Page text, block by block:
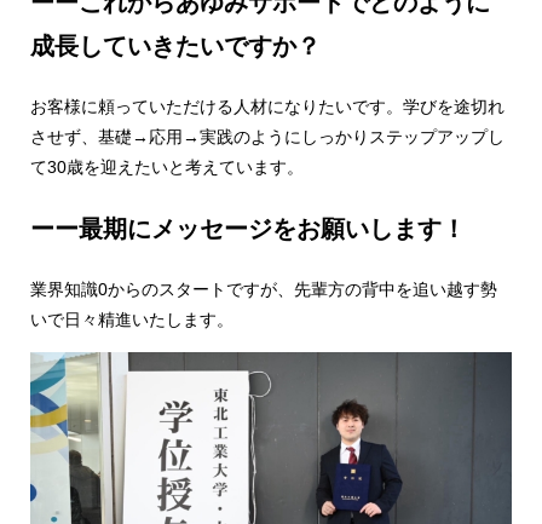
成長していきたいですか？
お客様に頼っていただける人材になりたいです。学びを途切れ
させず、基礎→応用→実践のようにしっかりステップアップし
て30歳を迎えたいと考えています。
ーー最期にメッセージをお願いします！
業界知識0からのスタートですが、先輩方の背中を追い越す勢
いで日々精進いたします。